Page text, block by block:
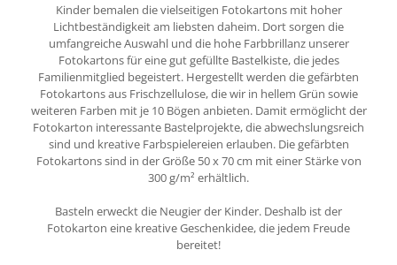
Kinder bemalen die vielseitigen Fotokartons mit hoher
Lichtbeständigkeit am liebsten daheim. Dort sorgen die
umfangreiche Auswahl und die hohe Farbbrillanz unserer
Fotokartons für eine gut gefüllte Bastelkiste, die jedes
Familienmitglied begeistert. Hergestellt werden die gefärbten
Fotokartons aus Frischzellulose, die wir in hellem Grün sowie
weiteren Farben mit je 10 Bögen anbieten. Damit ermöglicht der
Fotokarton interessante Bastelprojekte, die abwechslungsreich
sind und kreative Farbspielereien erlauben. Die gefärbten
Fotokartons sind in der Größe 50 x 70 cm mit einer Stärke von
300 g/m² erhältlich.
Basteln erweckt die Neugier der Kinder. Deshalb ist der
Fotokarton eine kreative Geschenkidee, die jedem Freude
bereitet!